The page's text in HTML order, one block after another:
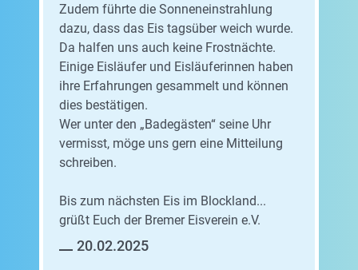
Zudem führte die Sonneneinstrahlung
dazu, dass das Eis tagsüber weich wurde.
Da halfen uns auch keine Frostnächte.
Einige Eisläufer und Eisläuferinnen haben
ihre Erfahrungen gesammelt und können
dies bestätigen.
Wer unter den „Badegästen“ seine Uhr
vermisst, möge uns gern eine Mitteilung
schreiben.
Bis zum nächsten Eis im Blockland...
grüßt Euch der Bremer Eisverein e.V.
20.02.2025